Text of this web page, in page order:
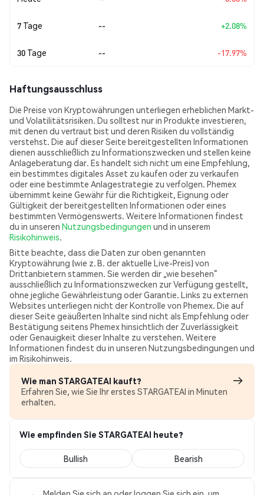
7 Tage -- +2.08%
30 Tage -- -17.97%
Haftungsausschluss
Die Preise von Kryptowährungen unterliegen erheblichen Markt-
und Volatilitätsrisiken. Du solltest nur in Produkte investieren,
mit denen du vertraut bist und deren Risiken du vollständig
verstehst. Die auf dieser Seite bereitgestellten Informationen
dienen ausschließlich zu Informationszwecken und stellen keine
Anlageberatung dar. Es handelt sich nicht um eine Empfehlung,
ein bestimmtes digitales Asset zu kaufen oder zu verkaufen
oder eine bestimmte Anlagestrategie zu verfolgen. Phemex
übernimmt keine Gewähr für die Richtigkeit, Eignung oder
Gültigkeit der bereitgestellten Informationen oder eines
bestimmten Vermögenswerts. Weitere Informationen findest
du in unseren Nutzungsbedingungen und in unserem
Risikohinweis
Bitte beachte, dass die Daten zur oben genannten
Kryptowährung (wie z. B. der aktuelle Live-Preis) von
Drittanbietern stammen. Sie werden dir „wie besehen“
ausschließlich zu Informationszwecken zur Verfügung gestellt,
ohne jegliche Gewährleistung oder Garantie. Links zu externen
Websites unterliegen nicht der Kontrolle von Phemex. Die auf
dieser Seite geäußerten Inhalte sind nicht als Empfehlung oder
Bestätigung seitens Phemex hinsichtlich der Zuverlässigkeit
oder Genauigkeit dieser Inhalte zu verstehen. Weitere
Informationen findest du in unseren Nutzungsbedingungen und
im Risikohinweis.
Wie man STARGATEAI kauft?
Erfahren Sie, wie Sie Ihr erstes STARGATEAI in Minuten
erhalten.
Wie empfinden Sie STARGATEAI heute?
Bullish Bearish